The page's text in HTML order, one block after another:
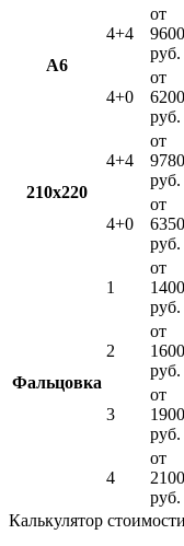
А6
4+4
от
9600
руб.
4+0
от
6200
руб.
210х220
4+4
от
9780
руб.
4+0
от
6350
руб.
Фальцовка
1
от
1400
руб.
2
от
1600
руб.
3
от
1900
руб.
4
от
2100
руб.
Калькулятор